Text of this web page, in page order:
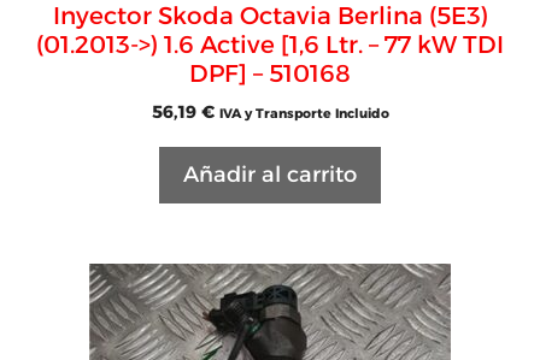
Inyector Skoda Octavia Berlina (5E3)
(01.2013->) 1.6 Active [1,6 Ltr. – 77 kW TDI
DPF] – 510168
56,19 € IVA y Transporte Incluido
Añadir al carrito